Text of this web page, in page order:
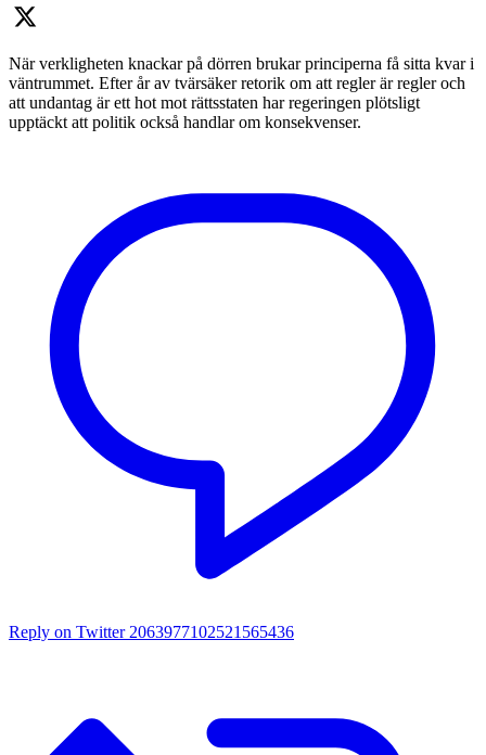
När verkligheten knackar på dörren brukar principerna få sitta kvar i
väntrummet. Efter år av tvärsäker retorik om att regler är regler och
att undantag är ett hot mot rättsstaten har regeringen plötsligt
upptäckt att politik också handlar om konsekvenser.
Reply on Twitter 2063977102521565436